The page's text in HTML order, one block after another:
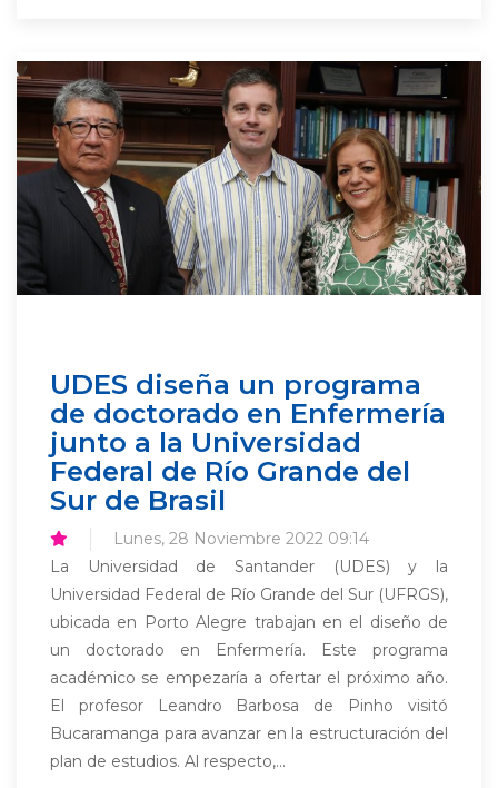
UDES diseña un programa
de doctorado en Enfermería
junto a la Universidad
Federal de Río Grande del
Sur de Brasil
Lunes, 28 Noviembre 2022 09:14
La Universidad de Santander (UDES) y la
Universidad Federal de Río Grande del Sur (UFRGS),
ubicada en Porto Alegre trabajan en el diseño de
un doctorado en Enfermería. Este programa
académico se empezaría a ofertar el próximo año.
El profesor Leandro Barbosa de Pinho visitó
Bucaramanga para avanzar en la estructuración del
plan de estudios. Al respecto,...